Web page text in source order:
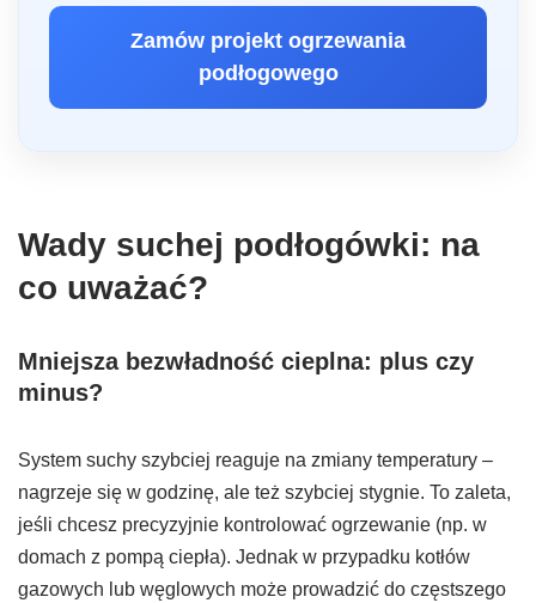
Zamów projekt ogrzewania
podłogowego
Wady suchej podłogówki: na
co uważać?
Mniejsza bezwładność cieplna: plus czy
minus?
System suchy szybciej reaguje na zmiany temperatury –
nagrzeje się w godzinę, ale też szybciej stygnie. To zaleta,
jeśli chcesz precyzyjnie kontrolować ogrzewanie (np. w
domach z pompą ciepła). Jednak w przypadku kotłów
gazowych lub węglowych może prowadzić do częstszego